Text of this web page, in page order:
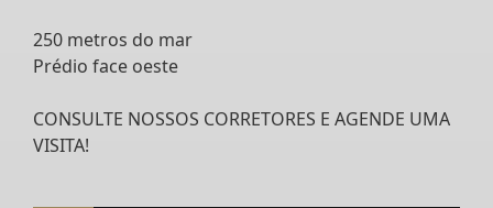
250 metros do mar
Prédio face oeste
CONSULTE NOSSOS CORRETORES E AGENDE UMA
VISITA!